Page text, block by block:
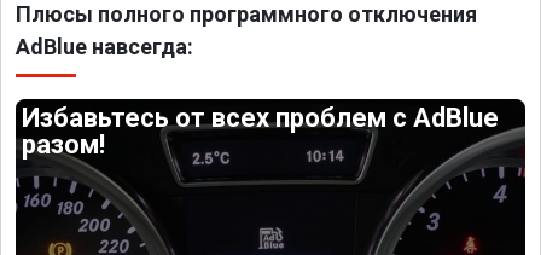
Плюсы полного программного отключения
AdBlue навсегда:
Избавьтесь от всех проблем с AdBlue
разом!